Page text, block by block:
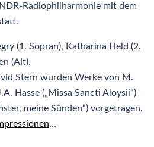
Radiophilharmonie mit dem
(1. Sopran), Katharina Held (2.
(Alt).
Stern wurden Werke von M.
Hasse („Missa Sancti Aloysii“)
meine Sünden“) vorgetragen.
…